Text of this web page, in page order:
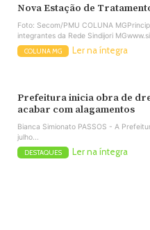
Nova Estação de
Foto: Secom/PMU COLUNA
integrantes da Rede Sindijori
COLUNA MG Ler na íntegra
Prefeitura inicia obra de
acabar com alagamentos
Bianca Simionato PASSOS - A
julho...
DESTAQUES Ler na íntegra